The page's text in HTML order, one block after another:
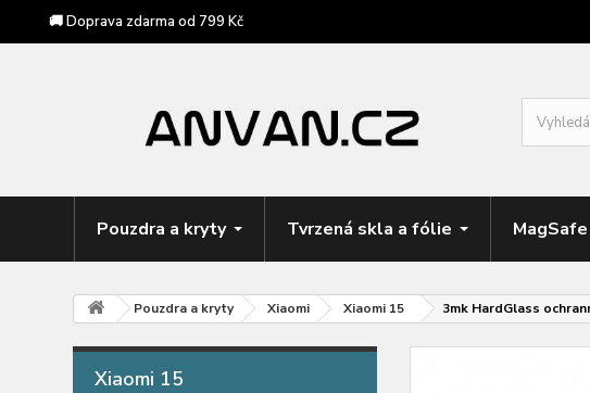
🚚 Doprava zdarma od 799 Kč
Pouzdra a kryty Tvrzená skla a fólie
Pouzdra a kryty Xiaomi Xiaomi 15 3mk HardGlass
Xiaomi 15